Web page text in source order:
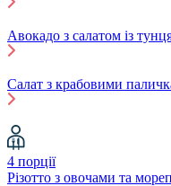
Авокадо з салатом із
Салат з крабовими
4 порції
Різотто з овочами та